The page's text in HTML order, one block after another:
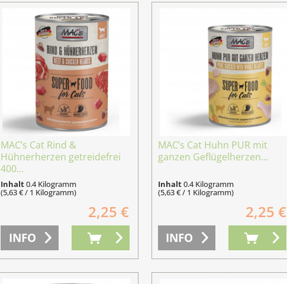
MAC’s Cat Rind &
Hühnerherzen getreidefrei
400...
Inhalt0.4 Kilogramm
(5,63 € / 1 Kilogramm)
2,25 €
INFO
MAC’s Cat Huhn PUR mit
ganzen Geflügelherzen...
Inhalt0.4 Kilogramm
(5,63 € / 1 Kilogramm)
2,25 €
INFO